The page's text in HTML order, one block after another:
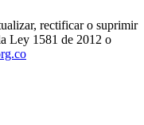
rectificar o suprimir
Ley 1581 de 2012 o